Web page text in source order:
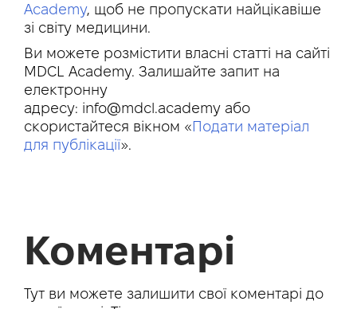
Academy, щоб не пропускати найцікавіше
зі світу медицини.
Ви можете розмістити власні статті на сайті
MDCL Academy. Залишайте запит на
електронну
адресу: info@mdcl.academy або
скористайтеся вікном «Подати матеріал
для публікації».
Коментарі
Тут ви можете залишити свої коментарі до